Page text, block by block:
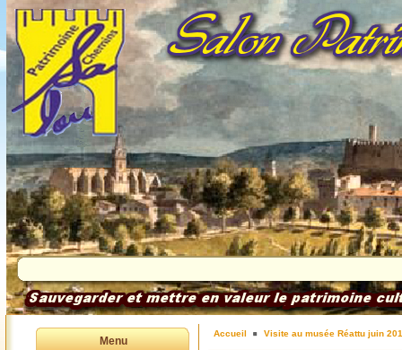
Menu
Accueil Visite au musée Réattu juin